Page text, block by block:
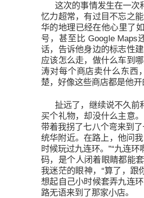
这次的事情发生在一次
忆力超常，有过目不忘之
华的地理已经在他心里了
号，甚至比 Google Maps
话，告诉他身边的标志性
应该怎么走，做什么车到
涛对每个商店卖什么东西
楚，好像这些商店都是他
扯远了，继续说不久前
买个礼物，却没什么主意
带着我拐了七八个弯来到
统华附近。在路上，他问
时候玩过九连环。”“九连
码，是个人闭着眼睛都能
我迷茫的眼神，“算了，跟
想起自己小时候套弄九连
路无语来到了那家小店。